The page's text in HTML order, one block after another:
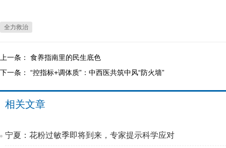
全力救治
上一条： 食养指南里的民生底色
下一条： “控指标+调体质”：中西医共筑中风“防火墙”
相关文章
宁夏：花粉过敏季即将到来，专家提示科学应对